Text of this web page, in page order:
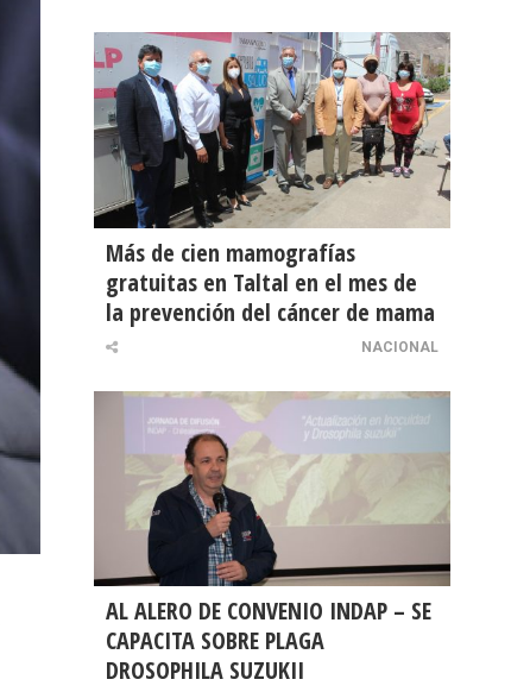
Más de cien mamografías
gratuitas en Taltal en el mes de
la prevención del cáncer de mama
NACIONAL
AL ALERO DE CONVENIO INDAP – SE
CAPACITA SOBRE PLAGA
DROSOPHILA SUZUKII